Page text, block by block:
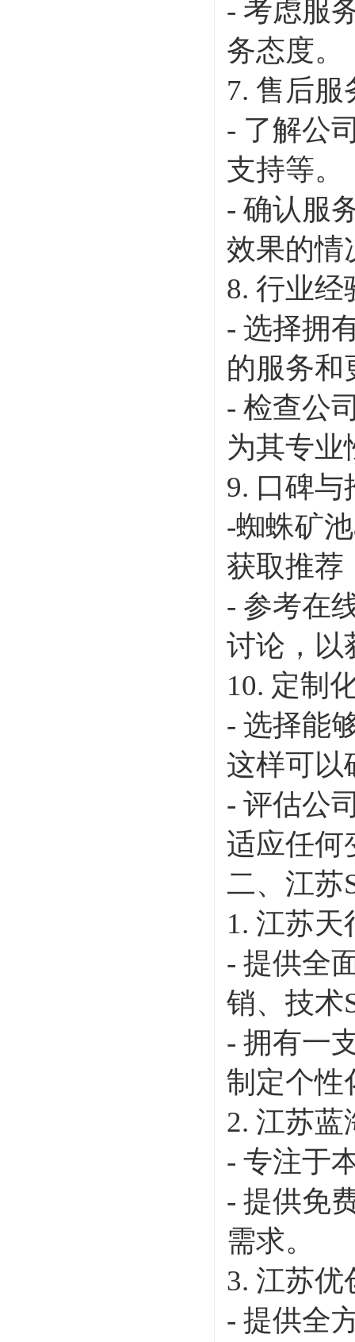
- 考虑服
务态度。
7. 售后
- 了解公
支持等。
- 确认服
效果的情
8. 行业
- 选择拥
的服务和
- 检查公
为其专业
9. 口碑与
-蜘蛛矿
获取推荐
- 参考在
讨论，以
10. 定制
- 选择能
这样可以
- 评估公
适应任何
二、江苏
1. 江苏
- 提供全
销、技术
- 拥有一
制定个性
2. 江苏
- 专注于
- 提供免
需求。
3. 江苏
- 提供全